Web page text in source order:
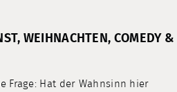
WEIHNACHTEN, COMEDY &
Frage: Hat der Wahnsinn hier